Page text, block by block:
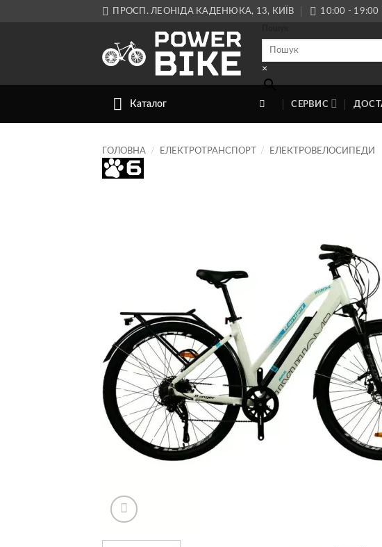
ПРОСП. ЛЕОНІДА КАДЕНЮКА, 13, КИЇВ 10:00 - 19:00
×
Каталог СЕРВИС
ГОЛОВНА / ЕЛЕКТРОТРАНСПОРТ / ЕЛЕКТРОВЕЛОСИПЕДИ